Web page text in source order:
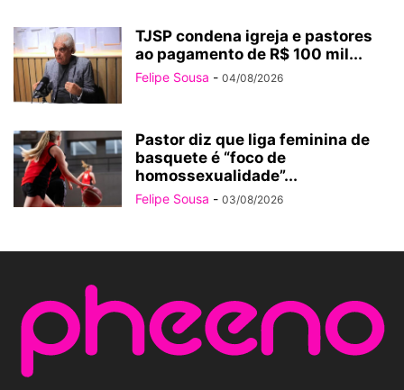
TJSP condena igreja e pastores
ao pagamento de R$ 100 mil...
Felipe Sousa - 04/08/2026
Pastor diz que liga feminina de
basquete é “foco de
homossexualidade”...
Felipe Sousa - 03/08/2026